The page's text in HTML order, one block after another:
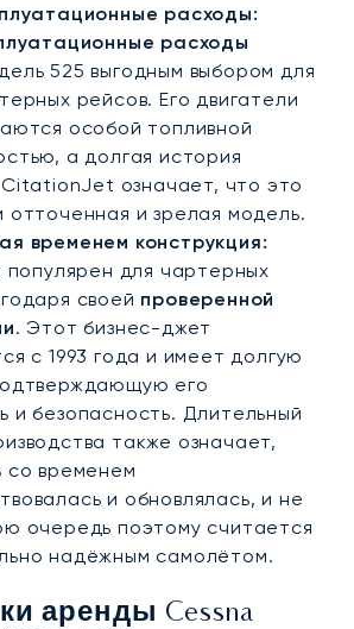
расходы:
расходы
525 выгодным выбором для
рейсов. Его двигатели
особой топливной
а долгая история
означает, что это
отточенная и зрелая модель.
временем конструкция:
для чартерных
своей проверенной
. Этот бизнес-джет
с 1993 года и имеет долгую
его
и безопасность. Длительный
также означает,
со временем
и обновлялась, и не
очередь поэтому считается
надёжным самолётом.
аренды Cessna